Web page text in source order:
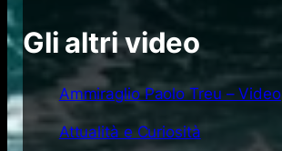
Gli altri video
Ammiraglio Paolo Treu – Video
Attualità e Curiosità